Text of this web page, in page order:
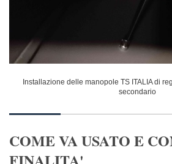
Installazione delle manopole TS ITALIA di
secondario
COME VA USATO E